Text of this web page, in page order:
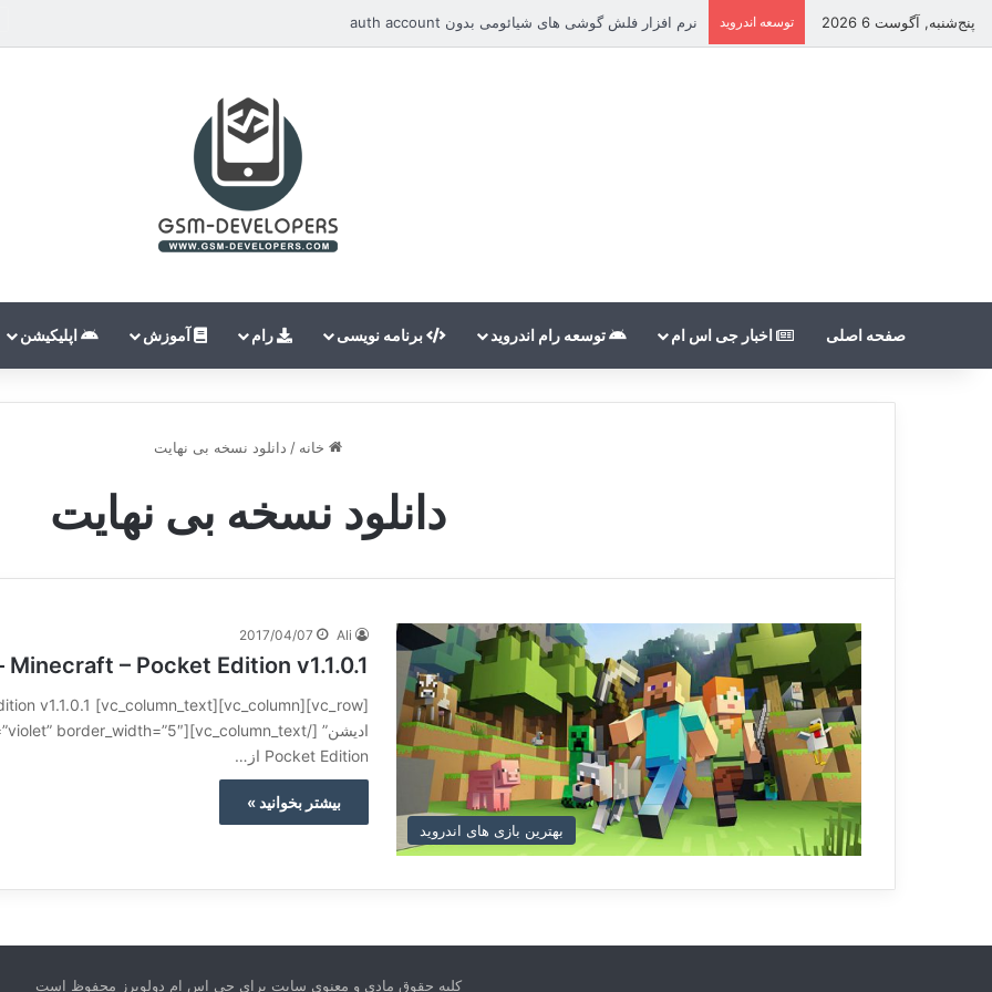
پنج‌شنبه, آگوست 6 2026 توسعه اندروید نرم افزار فلش گوشی های شیائومی بدون auth account
صفحه اصلی اخبار جی اس ام توسعه رام اندروید برنامه نویسی رام آموزش اپلیکیشن
خانه / دانلود نسخه بی نهایت
دانلود نسخه بی نهایت
بهترین بازی های اندروید
Ali
2017/04/07
Minecraft – Pocket Edition v1.1.0.1 – بازی “ماینکرافت – پاکت ادیشن”
Pocket Edition از…
بیشتر بخوانید »
کلیه حقوق مادی و معنوی سایت برای جی اس ام دولوپرز محفوظ است